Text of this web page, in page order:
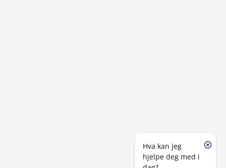
Hva kan jeg
hjelpe deg med i